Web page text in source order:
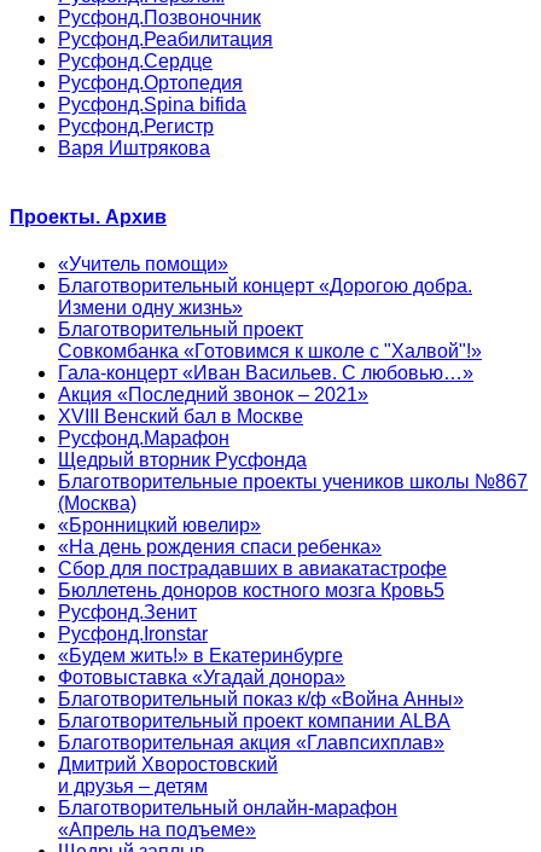
Русфонд.Позвоночник
Русфонд.Реабилитация
Русфонд.Сердце
Русфонд.Ортопедия
Русфонд.Spina bifida
Русфонд.Регистр
Варя Иштрякова
Проекты. Архив
«Учитель помощи»
Благотворительный концерт «Дорогою добра.
Измени одну жизнь»
Благотворительный проект
Совкомбанка «Готовимся к школе с "Халвой"!»
Гала-концерт «Иван Васильев. С любовью…»
Акция «Последний звонок – 2021»
XVIII Венский бал в Москве
Русфонд.Марафон
Щедрый вторник Русфонда
Благотворительные проекты учеников школы №867
(Москва)
«Бронницкий ювелир»
«На день рождения спаси ребенка»
Сбор для пострадавших в авиакатастрофе
Бюллетень доноров костного мозга Кровь5
Русфонд.Зенит
Русфонд.Ironstar
«Будем жить!» в Екатеринбурге
Фотовыставка «Угадай донора»
Благотворительный показ к/ф «Война Анны»
Благотворительный проект компании ALBA
Благотворительная акция «Главпсихплав»
Дмитрий Хворостовский
и друзья – детям
Благотворительный онлайн‑марафон
«Апрель на подъеме»